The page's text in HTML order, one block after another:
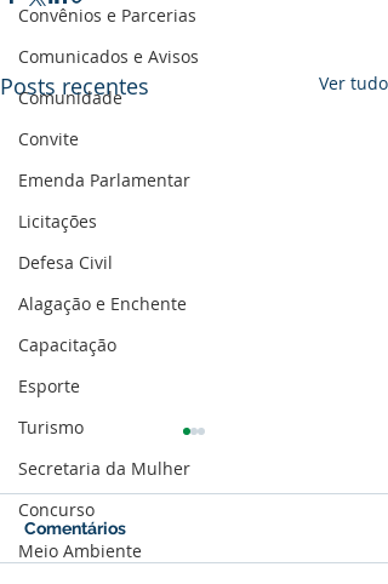
Convênios e Parcerias
Comunicados e Avisos
Comunidade
Convite
Emenda Parlamentar
Licitações
Defesa Civil
Alagação e Enchente
Capacitação
Esporte
Turismo
Secretaria da Mulher
Concurso
Meio Ambiente
Posts recentes Ver tudo
Comentários